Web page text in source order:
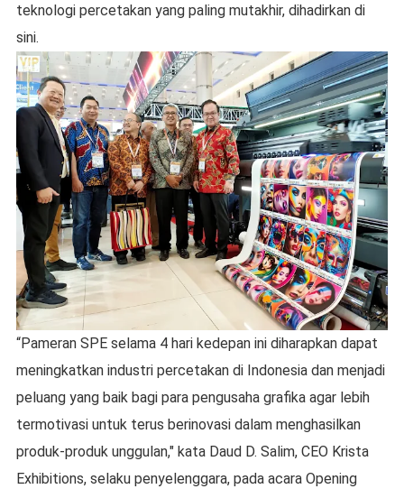
teknologi percetakan yang paling mutakhir, dihadirkan di
sini.
“Pameran SPE selama 4 hari kedepan ini diharapkan dapat
meningkatkan industri percetakan di Indonesia dan menjadi
peluang yang baik bagi para pengusaha grafika agar lebih
termotivasi untuk terus berinovasi dalam menghasilkan
produk-produk unggulan," kata Daud D. Salim, CEO Krista
Exhibitions, selaku penyelenggara, pada acara Opening